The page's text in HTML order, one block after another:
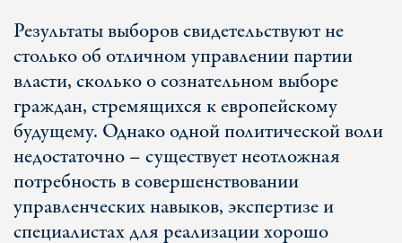
Результаты выборов свидетельствуют не
столько об отличном управлении партии
власти, сколько о сознательном выборе
граждан, стремящихся к европейскому
будущему. Однако одной политической воли
недостаточно – существует неотложная
потребность в совершенствовании
управленческих навыков, экспертизе и
специалистах для реализации хорошо